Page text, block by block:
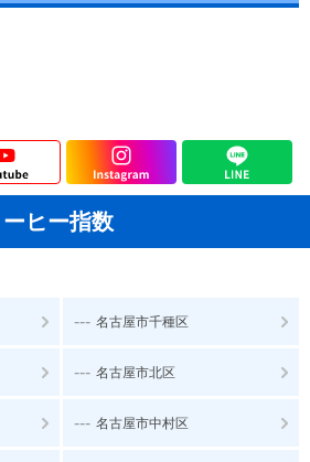
ヒー指数
--- 名古屋市千種区
--- 名古屋市北区
--- 名古屋市中村区